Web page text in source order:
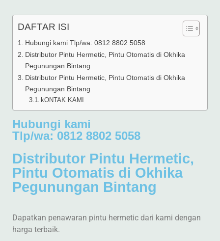
DAFTAR ISI
Hubungi kami Tlp/wa: 0812 8802 5058
Distributor Pintu Hermetic, Pintu Otomatis di Okhika
Pegunungan Bintang
Distributor Pintu Hermetic, Pintu Otomatis di Okhika
Pegunungan Bintang
kONTAK KAMI
Hubungi kami
Tlp/wa: 0812 8802 5058
Distributor Pintu Hermetic,
Pintu Otomatis di Okhika
Pegunungan Bintang
Dapatkan penawaran pintu hermetic dari kami dengan
harga terbaik.